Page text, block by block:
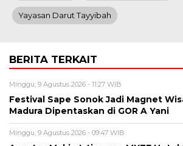
Yayasan Darut Tayyibah
BERITA TERKAIT
Minggu, 9 Agustus 2026 - 11:27 WIB
Festival Sape Sonok Jadi Magnet
Madura Dipentaskan di GOR A Yani
Minggu, 9 Agustus 2026 - 09:47 WIB